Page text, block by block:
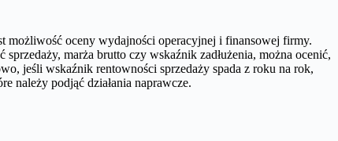
możliwość oceny wydajności operacyjnej i finansowej firmy.
marża brutto czy wskaźnik zadłużenia, można ocenić,
jeśli wskaźnik rentowności sprzedaży spada z roku na rok,
należy podjąć działania naprawcze.